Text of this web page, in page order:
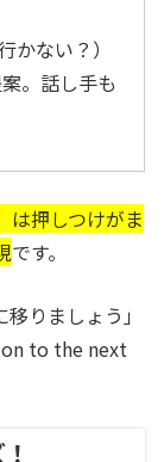
かない？）
。話し手も
は押しつけがま
です。
りましょう」
on to the next